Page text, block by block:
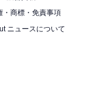
・商標・免責事項
ニュースについて